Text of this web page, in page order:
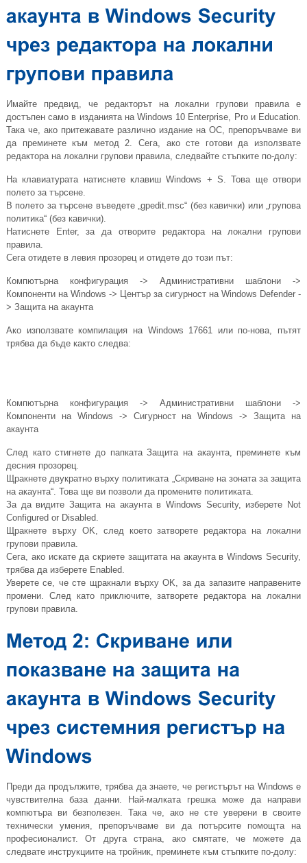
Имайте предвид, че редакторът на локални групови правила е
достъпен само в изданията на Windows 10 Enterprise, Pro и Education.
Така че, ако притежавате различно издание на ОС, препоръчваме ви
да преминете към метод 2. Сега, ако сте готови да използвате
редактора на локални групови правила, следвайте стъпките по-долу:
На клавиатурата натиснете клавиш Windows + S. Това ще отвори
полето за търсене.
В полето за търсене въведете „gpedit.msc“ (без кавички) или „групова
политика“ (без кавички).
Натиснете Enter, за да отворите редактора на локални групови
правила.
Сега отидете в левия прозорец и отидете до този път:
Компютърна конфигурация -> Административни шаблони ->
Компоненти на Windows -> Център за сигурност на Windows Defender -
> Защита на акаунта
Ако използвате компилация на Windows 17661 или по-нова, пътят
трябва да бъде както следва:
Компютърна конфигурация -> Административни шаблони ->
Компоненти на Windows -> Сигурност на Windows -> Защита на
акаунта
След като стигнете до папката Защита на акаунта, преминете към
десния прозорец.
Щракнете двукратно върху политиката „Скриване на зоната за защита
на акаунта“. Това ще ви позволи да промените политиката.
За да видите Защита на акаунта в Windows Security, изберете Not
Configured or Disabled.
Щракнете върху OK, след което затворете редактора на локални
групови правила.
Сега, ако искате да скриете защитата на акаунта в Windows Security,
трябва да изберете Enabled.
Уверете се, че сте щракнали върху OK, за да запазите направените
промени. След като приключите, затворете редактора на локални
групови правила.
Преди да продължите, трябва да знаете, че регистърът на Windows е
чувствителна база данни. Най-малката грешка може да направи
компютъра ви безполезен. Така че, ако не сте уверени в своите
технически умения, препоръчваме ви да потърсите помощта на
професионалист. От друга страна, ако смятате, че можете да
следвате инструкциите на тройник, преминете към стъпките по-долу: